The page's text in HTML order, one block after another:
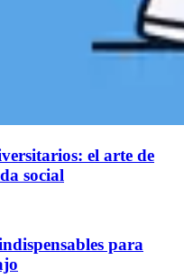
el arte de
social
para